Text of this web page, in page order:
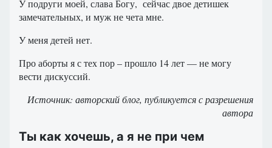
У подруги моей, слава Богу, сейчас двое детишек
замечательных, и муж не чета мне.
У меня детей нет.
Про аборты я с тех пор – прошло 14 лет — не могу
вести дискуссий.
Источник: авторский блог, публикуется с разрешения
автора
Ты как хочешь, а я не при чем